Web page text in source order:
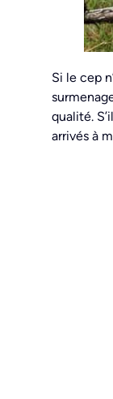
Si le cep
qualité.
arrivés à